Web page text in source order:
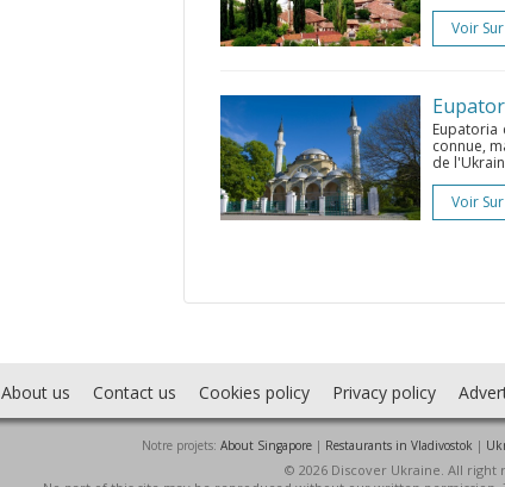
Voir
Eupatoria
connue,
de
Voir
About us Contact us Cookies policy Privacy policy
Notre projets: About Singapore | Restaurants in Vladivostok |
© 2026 Discover Ukraine. All right